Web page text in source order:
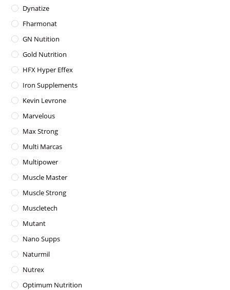
Dynatize
Fharmonat
GN Nutition
Gold Nutrition
HFX Hyper Effex
Iron Supplements
Kevin Levrone
Marvelous
Max Strong
Multi Marcas
Multipower
Muscle Master
Muscle Strong
Muscletech
Mutant
Nano Supps
Naturmil
Nutrex
Optimum Nutrition